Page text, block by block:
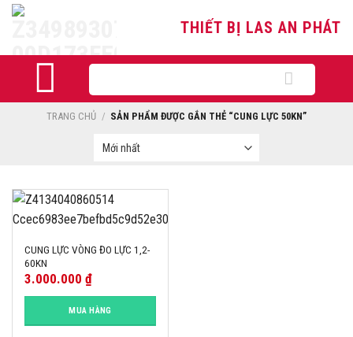
Skip
THIẾT BỊ LAS AN PHÁT
kiếm:
TRANG CHỦ / SẢN PHẨM ĐƯỢC GẮN THẺ “CUNG LỰC 50KN”
CUNG LỰC VÒNG ĐO LỰC 1,2-
60KN
3.000.000 ₫
MUA HÀNG